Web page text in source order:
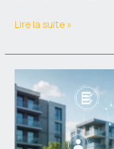
Lire la suite »
gérer
un
parc
immobilier